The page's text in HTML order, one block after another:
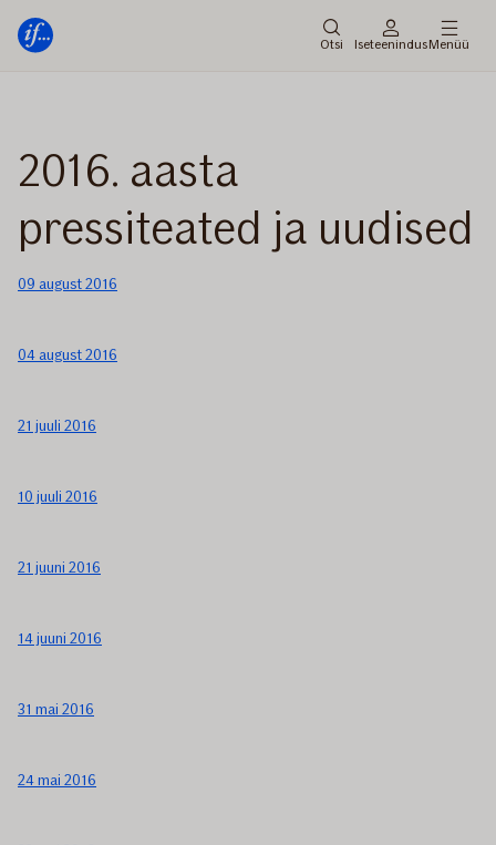
Otsi IseteenindusMenüü
2016. aasta
pressiteated ja uudised
09 august 2016
04 august 2016
21 juuli 2016
10 juuli 2016
21 juuni 2016
14 juuni 2016
31 mai 2016
24 mai 2016